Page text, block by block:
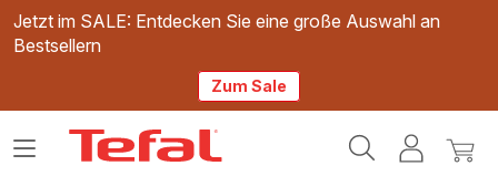
Jetzt im SALE: Entdecken Sie eine große Auswahl an
Bestsellern
Zum Sale
Mein
Mein
Das